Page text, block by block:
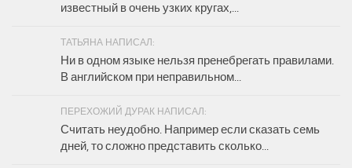
известный в очень узких кругах,...
ТАТЬЯНА НАПИСАЛ:
Ни в одном языке нельзя пренебрегать правилами.
В английском при неправильном...
ПЕРЕХОЖИЙ ДУРАК НАПИСАЛ:
Считать неудобно. Например если сказать семь
дней, то сложно представить сколько...